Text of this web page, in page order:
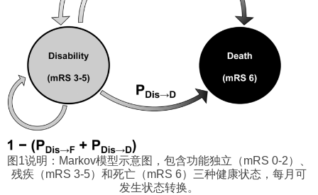
图1说明：Markov模型示意图，包含功能独立（mRS 0-2）、
残疾（mRS 3-5）和死亡（mRS 6）三种健康状态，每月可
发生状态转换。